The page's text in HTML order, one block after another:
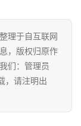
理于自互联网
，版权归原作
们：管理员
，请注明出